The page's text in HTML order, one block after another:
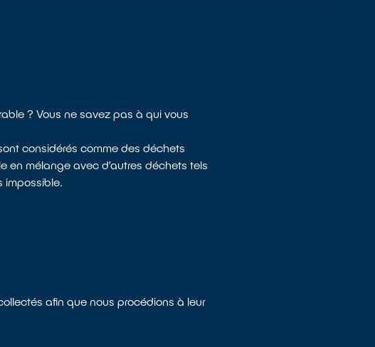
? Vous ne savez pas à qui vous
considérés comme des déchets
en mélange avec d’autres déchets tels
impossible.
afin que nous procédions à leur